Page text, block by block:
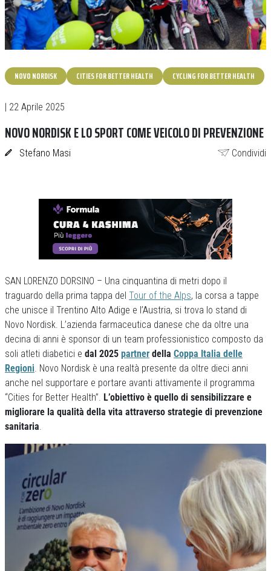
NOVO NORDISK CITIES FOR BETTER HEALTH CYCLING FOR BETTER HEALTH
| 22 Aprile 2025
NOVO NORDISK E LO SPORT COME VEICOLO DI PREVENZIONE
Stefano Masi Condividi
SAN LORENZO DORSINO – Una cinquantina di metri dopo il
traguardo della prima tappa del Tour of the Alps, la corsa a tappe
che unisce il Trentino Alto Adige e l’Austria, si trova lo stand di
Novo Nordisk. L’azienda farmaceutica danese che da oltre una
decina di anni è sponsor di un team professionistico composto da
soli atleti diabetici e dal 2025 partner della Coppa Italia delle
Regioni. Novo Nordisk è una realtà presente da oltre dieci anni
anche nel supportare e portare avanti attivamente il programma
“Cities for Better Health”. L’obiettivo è quello di sensibilizzare e
migliorare la qualità della vita attraverso strategie di prevenzione
sanitaria.